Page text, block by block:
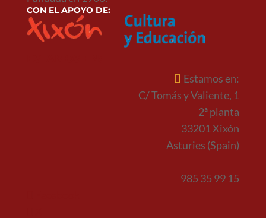
CON EL APOYO DE:
Estamos en:
C/ Tomás y Valiente, 1
2ª planta
33201 Xixón
Asturies (Spain)
985 35 99 15